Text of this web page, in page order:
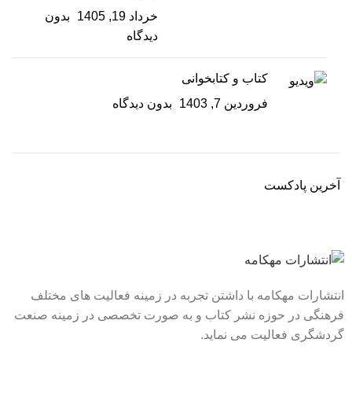
خرداد 19, 1405
بدون
دیدگاه
کتاب و کتابخوانی
فروردین 7, 1403
بدون دیدگاه
آخرین پادکست
انتشارات مهکامه با داشتن تجربه در زمینه فعالیت های مختلف
فرهنگی در حوزه نشر کتاب و به صورت تخصصی در زمینه صنعت
گردشگری فعالیت می نماید.